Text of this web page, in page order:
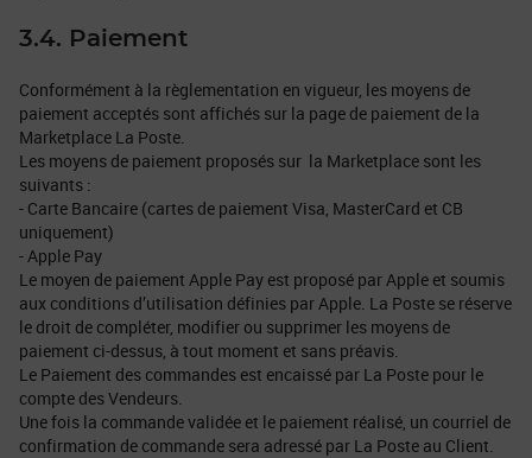
3.4. Paiement
Conformément à la règlementation en vigueur, les moyens de
paiement acceptés sont affichés sur la page de paiement de la
Marketplace La Poste.
Les moyens de paiement proposés sur la Marketplace sont les
suivants :
- Carte Bancaire (cartes de paiement Visa, MasterCard et CB
uniquement)
- Apple Pay
Le moyen de paiement Apple Pay est proposé par Apple et soumis
aux conditions d’utilisation définies par Apple. La Poste se réserve
le droit de compléter, modifier ou supprimer les moyens de
paiement ci-dessus, à tout moment et sans préavis.
Le Paiement des commandes est encaissé par La Poste pour le
compte des Vendeurs.
Une fois la commande validée et le paiement réalisé, un courriel de
confirmation de commande sera adressé par La Poste au Client.